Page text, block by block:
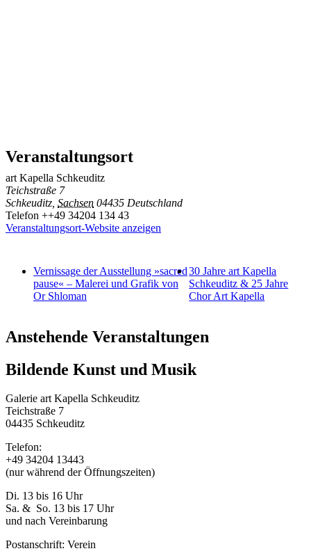
Veranstaltungsort
art Kapella Schkeuditz
Teichstraße 7
Schkeuditz Sachsen 04435 Deutschland
Telefon ++49 34204 134 43
Veranstaltungsort-Website anzeigen
Vernissage der Ausstellung »sacred
pause« – Malerei und Grafik von
Or Shloman
30 Jahre art Kapella
Schkeuditz & 25 Jahre
Chor Art Kapella
Anstehende Veranstaltungen
Bildende Kunst und Musik
Galerie art Kapella Schkeuditz
Teichstraße 7
04435 Schkeuditz
Telefon:
+49 34204 13443
(nur während der Öffnungszeiten)
Di. 13 bis 16 Uhr
Sa. & So. 13 bis 17 Uhr
und nach Vereinbarung
Postanschrift: Verein